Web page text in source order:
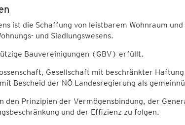
ist die Schaffung von leistbarem Wohnraum
und Siedlungswesens.
Bauvereinigungen (GBV) erfüllt.
Gesellschaft mit beschränkter
Bescheid der NÖ Landesregierung als
den Prinzipien der Vermögensbindung, der
und der Effizienz zu folgen.